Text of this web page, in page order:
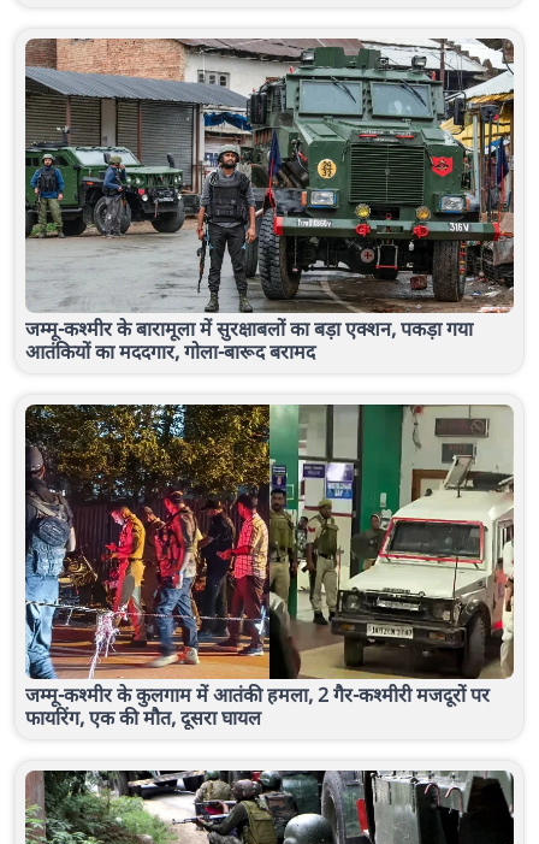
जम्मू-कश्मीर के बारामूला में सुरक्षाबलों का बड़ा एक्शन, पकड़ा गया
आतंकियों का मददगार, गोला-बारूद बरामद
जम्मू-कश्मीर के कुलगाम में आतंकी हमला, 2 गैर-कश्मीरी मजदूरों पर
फायरिंग, एक की मौत, दूसरा घायल